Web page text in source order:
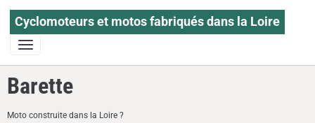
Cyclomoteurs et motos fabriqués dans la Loire
Barette
Moto construite dans la Loire ?